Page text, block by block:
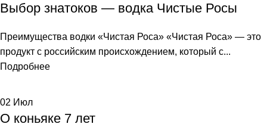
Выбор знатоков — водка Чистые Росы
Преимущества водки «Чистая Роса» «Чистая Роса» — это
продукт с российским происхождением, который с...
Подробнее
02 Июл
О коньяке 7 лет